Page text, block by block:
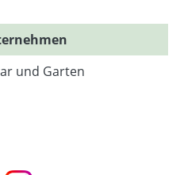
und Garten